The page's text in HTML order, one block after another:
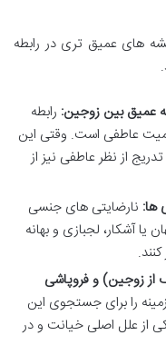
های عمیق تری در رابطه
عمیق بین زوجین: رابطه
عاطفی است. وقتی این
از نظر عاطفی نیز از
ها: نارضایتی های جنسی
آشکار، لجبازی و بهانه
زوجین) و فروپاشی
را برای جستجوی این
از علل اصلی خیانت و در